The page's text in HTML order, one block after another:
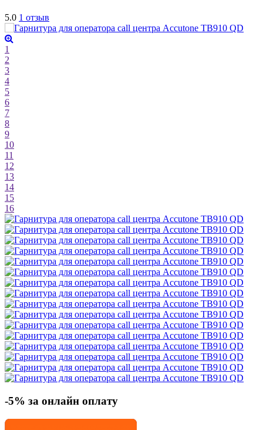
5.0 1 отзыв
1
2
3
4
5
6
7
8
9
10
11
12
13
14
15
16
-5% за онлайн оплату